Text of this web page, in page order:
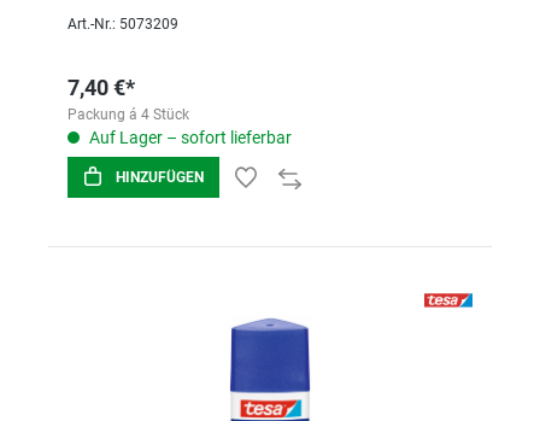
Art.-Nr.: 5073209
7,40 €*
Packung á 4 Stück
Auf Lager – sofort lieferbar
HINZUFÜGEN